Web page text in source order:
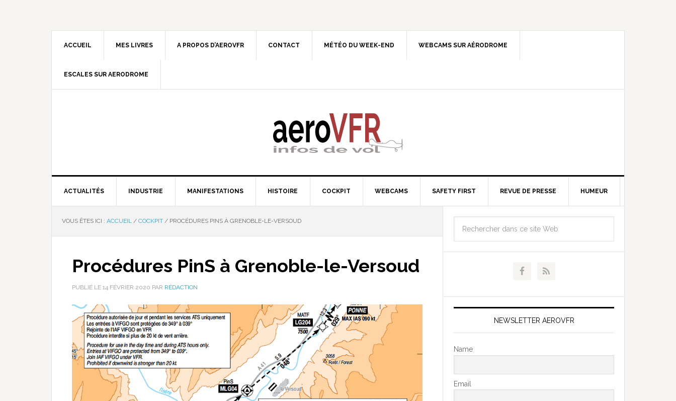
ACCUEIL MES LIVRES A PROPOS D’AEROVFR CONTACT MÉTÉO DU WEEK-END WEBCAMS SUR AÉRODROME
ESCALES SUR AERODROME
ACTUALITÉS INDUSTRIE MANIFESTATIONS HISTOIRE COCKPIT WEBCAMS SAFETY FIRST REVUE DE PRESSE HUMEUR
VOUS ÊTES ICI : ACCUEIL / COCKPIT / PROCÉDURES PINS À GRENOBLE-LE-VERSOUD
Procédures PinS à Grenoble-le-Versoud
PUBLIÉ LE 14 FÉVRIER 2020 PAR RÉDACTION
NEWSLETTER AEROVFR
Name
Email